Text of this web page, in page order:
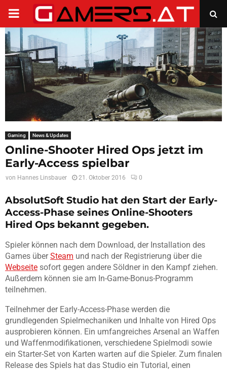
PRIMARY
MENU
Gaming News & Updates
Online-Shooter Hired Ops jetzt im
Early-Access spielbar
von Hannes Linsbauer 21. Oktober 2016 0
AbsolutSoft Studio hat den Start der Early-
Access-Phase seines Online-Shooters
Hired Ops bekannt gegeben.
Spieler können nach dem Download, der Installation des
Games überSteam und nach der Registrierung über die
Webseite sofort gegen andere Söldner in den Kampf ziehen.
Außerdem können sie am In-Game-Bonus-Programm
teilnehmen.
Teilnehmer der Early-Access-Phase werden die
grundlegenden Spielmechaniken und Inhalte von Hired Ops
ausprobieren können. Ein umfangreiches Arsenal an Waffen
und Waffenmodifikationen, verschiedene Spielmodi sowie
ein Starter-Set von Karten warten auf die Spieler. Zum finalen
Release des Spiels hat das Studio ein Tutorial, einen